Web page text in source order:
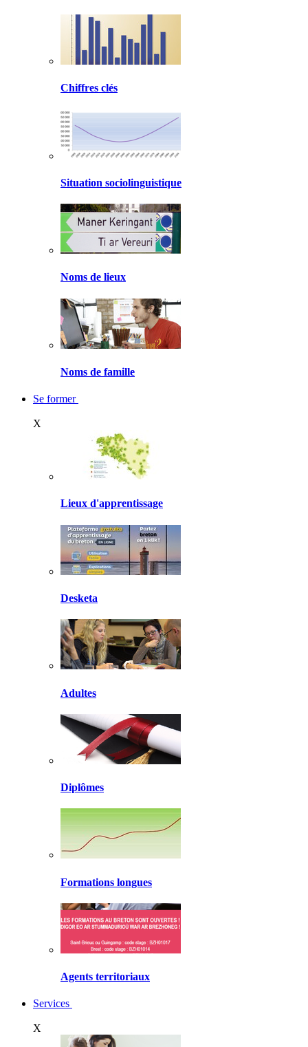
Chiffres clés
Situation sociolinguistique
Noms de lieux
Noms de famille
Se former
X
Lieux d'apprentissage
Desketa
Adultes
Diplômes
Formations longues
Agents territoriaux
Services
X